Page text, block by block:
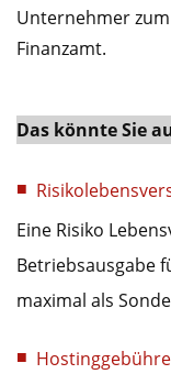
Unternehmer
Finanzamt.
Das könnte Sie
Eine Risiko
Betriebsausgabe
maximal als